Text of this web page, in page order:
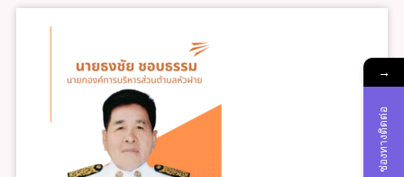
→
ช่องทางติดต่อ